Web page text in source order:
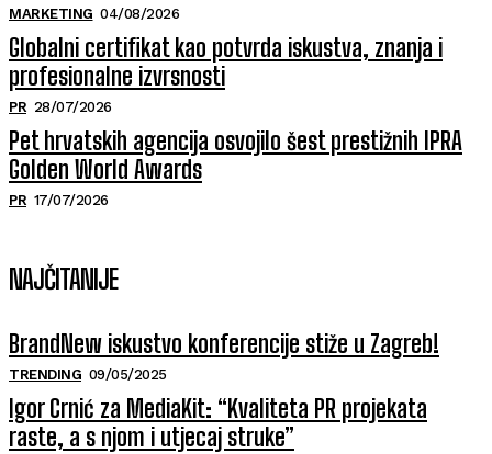
MARKETING 04/08/2026
Globalni certifikat kao potvrda iskustva, znanja i
profesionalne izvrsnosti
PR 28/07/2026
Pet hrvatskih agencija osvojilo šest prestižnih IPRA
Golden World Awards
PR 17/07/2026
NAJČITANIJE
BrandNew iskustvo konferencije stiže u Zagreb!
TRENDING 09/05/2025
Igor Crnić za MediaKit: “Kvaliteta PR projekata
raste, a s njom i utjecaj struke”